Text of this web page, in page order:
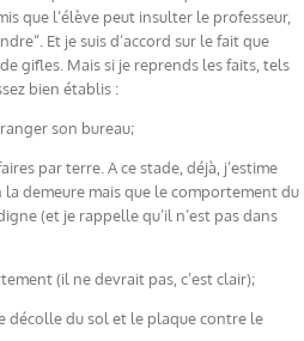
que l’élève peut insulter le professeur,
Et je suis d’accord sur le fait que
gifles. Mais si je reprends les faits, tels
bien établis :
son bureau;
par terre. A ce stade, déjà, j’estime
la demeure mais que le comportement du
(et je rappelle qu’il n’est pas dans
(il ne devrait pas, c’est clair);
décolle du sol et le plaque contre le